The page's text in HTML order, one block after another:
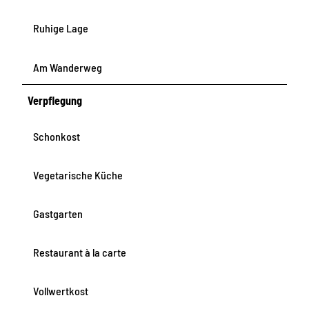
Ruhige Lage
Am Wanderweg
Verpflegung
Schonkost
Vegetarische Küche
Gastgarten
Restaurant à la carte
Vollwertkost